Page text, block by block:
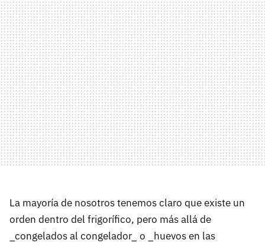
La mayoría de nosotros tenemos claro que existe un
orden dentro del frigorífico, pero más allá de
_congelados al congelador_ o _huevos en las